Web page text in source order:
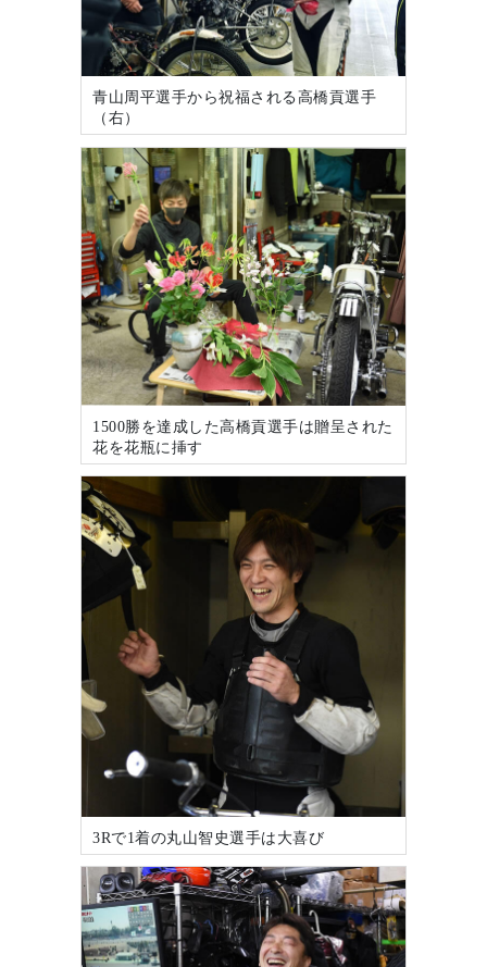
青山周平選手から祝福される高橋貢選手
（右）
1500勝を達成した高橋貢選手は贈呈された
花を花瓶に挿す
3Rで1着の丸山智史選手は大喜び